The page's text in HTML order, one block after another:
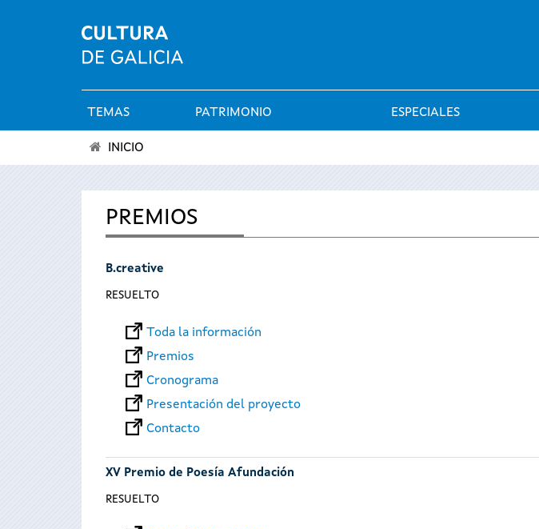
Menú
principal
TEMAS PATRIMONIO ESPECIALES
encuentra
aquí
INICIO
PREMIOS
B.creative
RESUELTO
Toda la información
Premios
Cronograma
Presentación del proyecto
Contacto
XV Premio de Poesía Afundación
RESUELTO